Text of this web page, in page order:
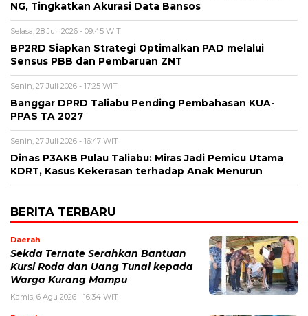
NG, Tingkatkan Akurasi Data Bansos
Selasa, 28 Juli 2026 - 09:45 WIT
BP2RD Siapkan Strategi Optimalkan PAD melalui
Sensus PBB dan Pembaruan ZNT
Senin, 27 Juli 2026 - 17:25 WIT
Banggar DPRD Taliabu Pending Pembahasan KUA-
PPAS TA 2027
Senin, 27 Juli 2026 - 16:47 WIT
Dinas P3AKB Pulau Taliabu: Miras Jadi Pemicu Utama
KDRT, Kasus Kekerasan terhadap Anak Menurun
BERITA TERBARU
Daerah
Sekda Ternate Serahkan Bantuan
Kursi Roda dan Uang Tunai kepada
Warga Kurang Mampu
Kamis, 6 Agu 2026 - 16:34 WIT